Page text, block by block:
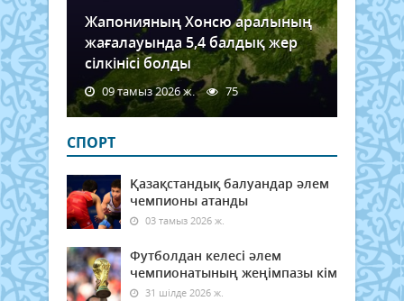
Жапонияның Хонсю аралының
жағалауында 5,4 балдық жер
сілкінісі болды
09 тамыз 2026 ж. 75
СПОРТ
Қазақстандық балуандар әлем
чемпионы атанды
03 тамыз 2026 ж.
Футболдан келесі әлем
чемпионатының жеңімпазы кім
31 шілде 2026 ж.